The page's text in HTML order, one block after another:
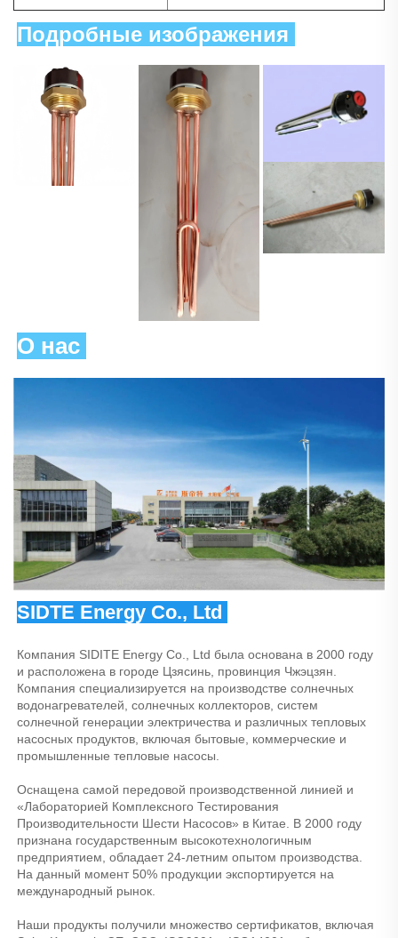
Подробные изображения
О нас
SIDTE Energy Co., Ltd
Компания SIDITE Energy Co., Ltd была основана в 2000 году
и расположена в городе Цзясинь, провинция Чжэцзян.
Компания специализируется на производстве солнечных
водонагревателей, солнечных коллекторов, систем
солнечной генерации электричества и различных тепловых
насосных продуктов, включая бытовые, коммерческие и
промышленные тепловые насосы.
Оснащена самой передовой производственной линией и
«Лабораторией Комплексного Тестирования
Производительности Шести Насосов» в Китае. В 2000 году
признана государственным высокотехнологичным
предприятием, обладает 24-летним опытом производства.
На данный момент 50% продукции экспортируется на
международный рынок.
Наши продукты получили множество сертификатов, включая